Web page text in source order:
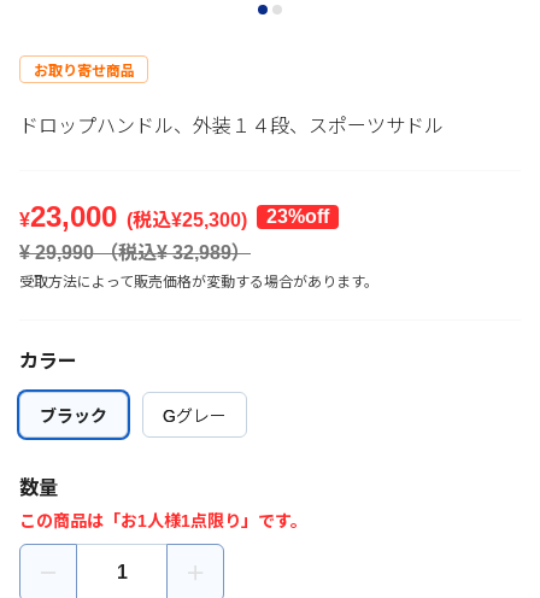
お取り寄せ商品
ドロップハンドル、外装１４段、スポーツサドル
¥23,000 (税込¥25,300) 23%off
¥ 29,990（税込¥32,989）
受取方法によって販売価格が変動する場合があります。
カラー
ブラック
ブラック Gグレー
Gグレー
数量
この商品は「お1人様1点限り」です。